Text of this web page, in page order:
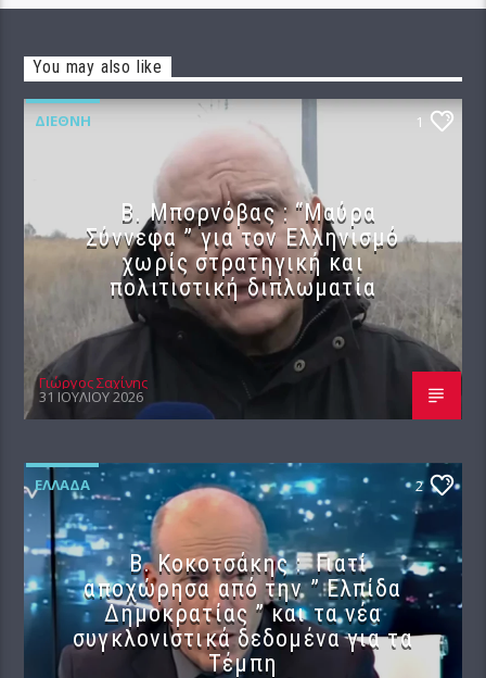
You may also like
ΔΙΕΘΝΉ 1
B. Μπορνόβας : “Μαύρα
Σύννεφα ” για τον Ελληνισμό
χωρίς στρατηγική και
πολιτιστική διπλωματία
Γιώργος Σαχίνης
31 ΙΟΥΛΊΟΥ 2026
ΕΛΛΆΔΑ 2
Β. Κοκοτσάκης : Γιατί
αποχώρησα από την ” Ελπίδα
Δημοκρατίας ” και τα νέα
συγκλονιστικά δεδομένα για τα
Τέμπη